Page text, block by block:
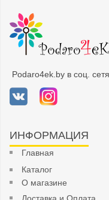
Podaro4ek.by в соц.
ИНФОРМАЦИЯ
Главная
Каталог
О магазине